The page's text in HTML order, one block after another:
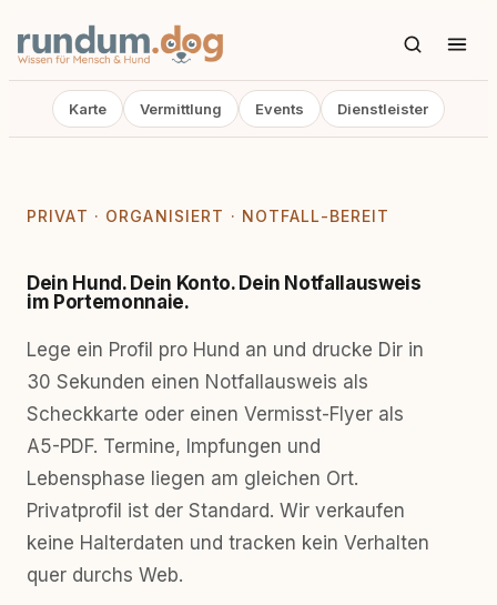
Karte Vermittlung Events Dienstleister
PRIVAT · ORGANISIERT · NOTFALL-BEREIT
Dein Hund. Dein Konto. Dein Notfallausweis
im Portemonnaie.
Lege ein Profil pro Hund an und drucke Dir in
30 Sekunden einen Notfallausweis als
Scheckkarte oder einen Vermisst-Flyer als
A5-PDF. Termine, Impfungen und
Lebensphase liegen am gleichen Ort.
Privatprofil ist der Standard. Wir verkaufen
keine Halterdaten und tracken kein Verhalten
quer durchs Web.